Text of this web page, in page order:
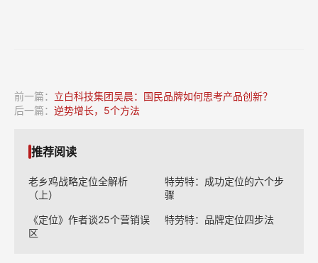
前一篇： 立白科技集团吴晨：国民品牌如何思考产品创新？
后一篇： 逆势增长，5个方法
推荐阅读
老乡鸡战略定位全解析
（上）
特劳特：成功定位的六个步
骤
《定位》作者谈25个营销误
区
特劳特：品牌定位四步法